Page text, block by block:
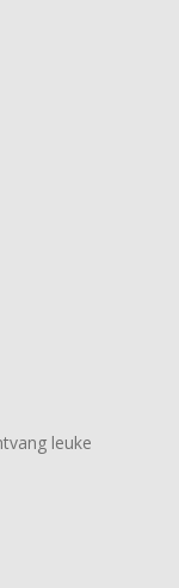
leuke